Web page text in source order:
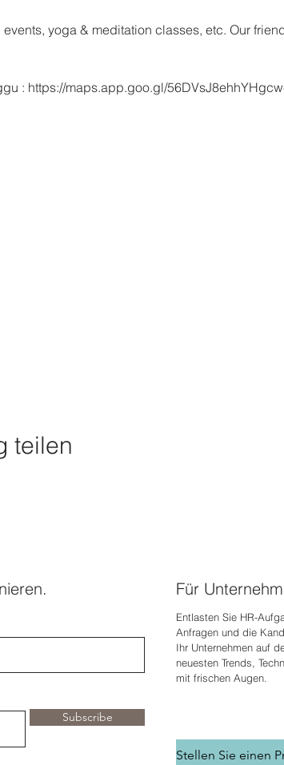
yoga & meditation classes, etc. Our
: https://maps.app.goo.gl/
teilen
Subscribe
Für
Entlasten Sie HR-
Anfragen und die
Ihr Unternehmen auf
neuesten Trends,
mit frischen Augen.